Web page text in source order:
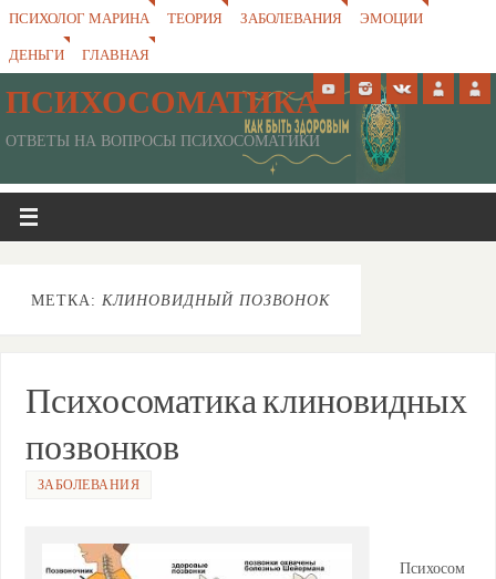
ПСИХОЛОГ МАРИНА ТЕОРИЯ ЗАБОЛЕВАНИЯ
ЭМОЦИИ
ДЕНЬГИ
ГЛАВНАЯ
ПСИХОСОМАТИКА
ОТВЕТЫ НА ВОПРОСЫ ПСИХОСОМАТИКИ
МЕТКА: КЛИНОВИДНЫЙ ПОЗВОНОК
Психосоматика клиновидных
позвонков
ЗАБОЛЕВАНИЯ
Психосом